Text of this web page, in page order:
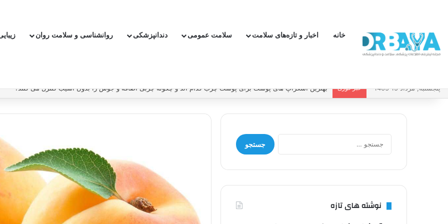
خانه اخبار و تازه‌های سلامت سلامت عمومی دندانپزشکی روانشناسی و سلامت روان
پنجشنبه, مرداد 15 1405 خبر فوری چطور فشار خون بالا را کنترل کنیم و بدون دارو ریسک سکته و بیماری قلبی را کاهش دهیم؟
جستجو
برای:
نوشته های تازه